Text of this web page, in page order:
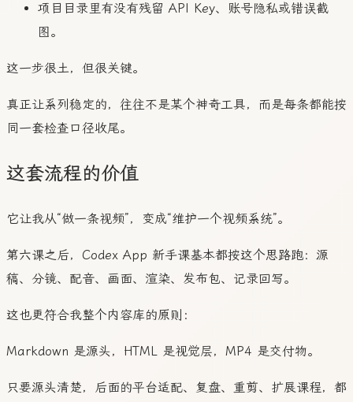
项目目录里有没有残留 API Key、账号隐私或错误截
图。
这一步很土，但很关键。
真正让系列稳定的，往往不是某个神奇工具，而是每条都能按
同一套检查口径收尾。
这套流程的价值
它让我从“做一条视频”，变成“维护一个视频系统”。
第六课之后，Codex App 新手课基本都按这个思路跑：源
稿、分镜、配音、画面、渲染、发布包、记录回写。
这也更符合我整个内容库的原则：
Markdown 是源头，HTML 是视觉层，MP4 是交付物。
只要源头清楚，后面的平台适配、复盘、重剪、扩展课程，都